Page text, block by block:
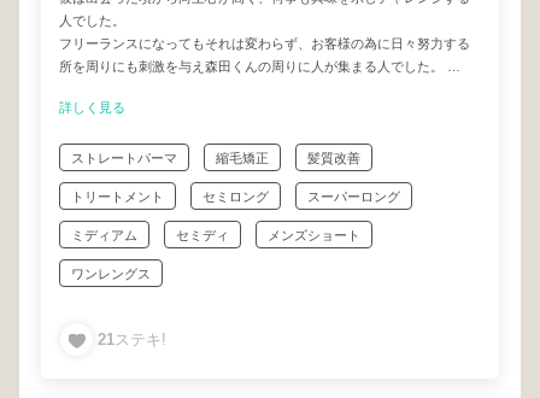
人でした。
フリーランスになってもそれは変わらず、お客様の為に日々努力する
所を周りにも刺激を与え森田くんの周りに人が集まる人でした。
ないでしょう。
詳しく見る
ストレートパーマ 縮毛矯正 髪質改善
トリートメント セミロング スーパーロング
ミディアム セミディ メンズショート
ワンレングス
21 ステキ!